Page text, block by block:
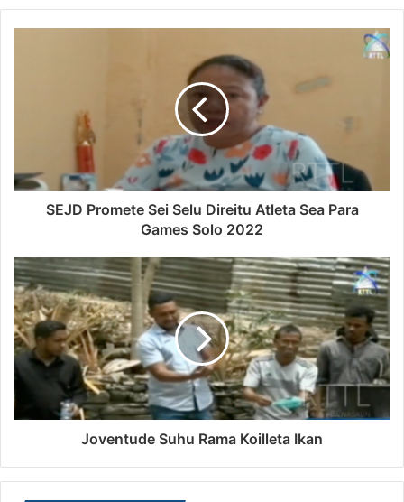
SEJD Promete Sei Selu Direitu Atleta Sea Para
Games Solo 2022
Joventude Suhu Rama Koilleta Ikan